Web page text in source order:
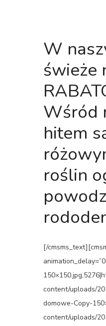
W
świeże
Wśród
hitem
roślin
[/
content/uploads/
domowe-Copy-
content/uploads/